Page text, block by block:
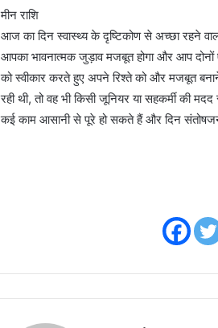
मीन राशि
आज का दिन स्वास्थ्य के दृष्टिकोण से अच्छा रहने
आपका भावनात्मक जुड़ाव मजबूत होगा और आप
को स्वीकार करते हुए अपने रिश्ते को और मजबूत
रही थी, तो वह भी किसी जूनियर या सहकर्मी की
कई काम आसानी से पूरे हो सकते हैं और दिन